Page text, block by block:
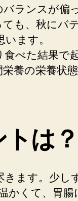
バランスが偏
も、秋にバ
ます。
食べた結果で
養の栄養状
トは？
きます。少し
かくて、胃腸